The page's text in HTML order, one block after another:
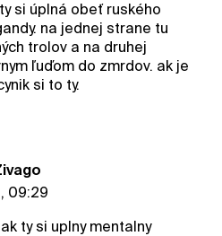
ty si úplná obeť ruského
na jednej strane tu
trolov a na druhej
ľuďom do zmrdov. ak je
si to ty.
09:29
ty si uplny mentalny